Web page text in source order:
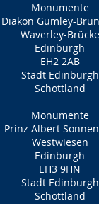
Monumente
Diakon Gumley-
Waverley-Brücke
Edinburgh
EH2 2AB
Stadt Edinburgh
Schottland
Monumente
Prinz Albert
Westwiesen
Edinburgh
EH3 9HN
Stadt Edinburgh
Schottland